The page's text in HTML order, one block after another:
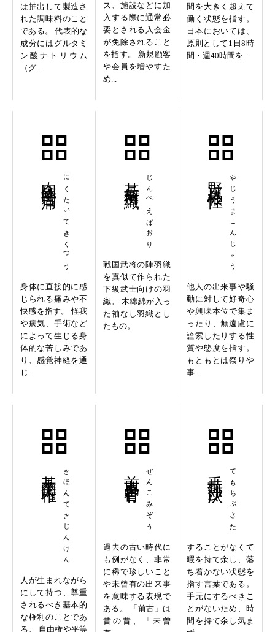
は抽出して製造さ
れた調味料のこと
である。 代表的な
成分にはグルタミ
ン酸ナトリウム
（グ...
ス、施設などに加
入する際に通常必
要とされる入会金
が免除されること
を指す。 新規顧客
や会員を増やすた
め...
間を大きく超えて
働く状態を指す。
日本においては、
原則として1日8時
間・週40時間を...
にくたいてきくつう
身体に直接的に感
じられる痛みや不
快感を指す。 怪我
や病気、手術など
によって生じる身
体的な苦しみであ
り、感覚神経を通
じ...
じんべえばおり
戦国武将の陣羽織
を真似て作られた
下級武士向けの羽
織。 木綿綿が入っ
た袖なし羽織とし
たもの。
やじうまこんじょう
他人の出来事や騒
動に対して好奇心
や興味本位で集ま
ったり、無遠慮に
詮索したりする性
質や態度を指す。
もともとは祭りや
事...
きほんてきじんけん
人が生まれながら
にして持つ、尊重
されるべき基本的
な権利のことであ
る。 自由権や平等
ぜんこみぞう
過去の古い時代に
も例がなく、非常
に稀で珍しいこと
や未曾有の出来事
を意味する表現で
ある。 「前古」は
昔の昔、「未曽
てもちぶさた
することがなくて
暇を持て余し、落
ち着かない状態を
指す言葉である。
手元にするべきこ
とがないため、時
間を持て余し気ま